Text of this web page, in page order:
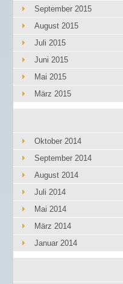
September 2015
August 2015
Juli 2015
Juni 2015
Mai 2015
März 2015
Oktober 2014
September 2014
August 2014
Juli 2014
Mai 2014
März 2014
Januar 2014